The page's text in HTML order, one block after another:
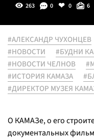
263 0 0 6
#АЛЕКСАНДР ЧУХОНЦЕВ
#НОВОСТИ
#БУДНИ
#НОВОСТИ ЧЕЛНОВ
#ИСТОРИЯ КАМАЗА
#ДИРЕКТОР МУЗЕЯ
О КАМАЗе, о его
документальных